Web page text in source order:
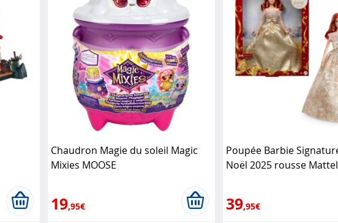
Chaudron Magie du soleil Magic
Mixies MOOSE
19,95€
Poupée Barbie
Noël 2025 rousse Mattel
39,95€